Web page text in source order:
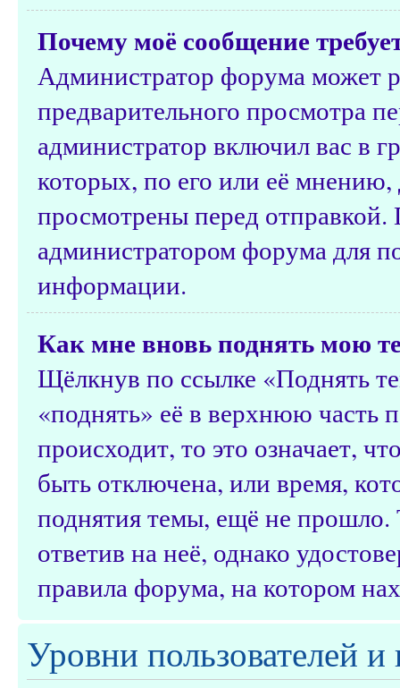
Почему моё сообщение
Администратор форума может
предварительного просмотра
администратор включил вас в
которых, по его или её
просмотрены перед отправкой.
администратором форума для
информации.
Как мне вновь поднять мою
Щёлкнув по ссылке «Поднять
«поднять» её в верхнюю часть
происходит, то это означает,
быть отключена, или время,
поднятия темы, ещё не
ответив на неё, однако
правила форума, на котором
Уровни пользователей